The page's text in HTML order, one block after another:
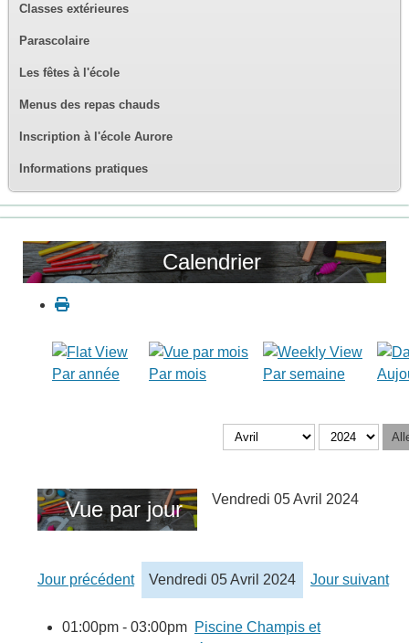
Classes extérieures
Parascolaire
Les fêtes à l'école
Menus des repas chauds
Inscription à l'école Aurore
Informations pratiques
Calendrier
Par année Par mois Par semaine
Vue par jour Vendredi 05 Avril 2024
Jour précédent Vendredi 05 Avril 2024 Jour suivant
01:00pm - 03:00pm Piscine Champis et